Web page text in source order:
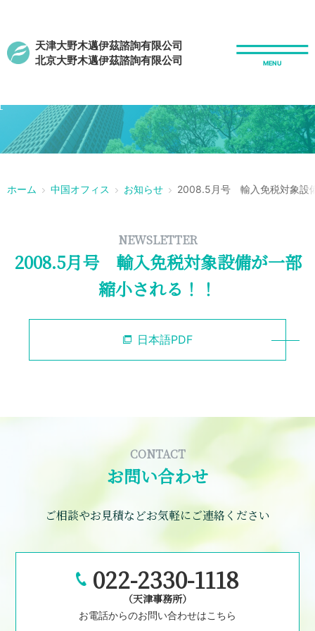
天津大野木邁伊茲諮詢有限公司
北京大野木邁伊茲諮詢有限公司
ホーム 中国オフィス お知らせ 2008.5月号 輸入免税対象設
NEWSLETTER
2008.5月号 輸入免税対象設備が一部
縮小される！！
日本語PDF
CONTACT
お問い合わせ
ご相談やお見積などお気軽にご連絡ください
022-2330-1118
（天津事務所）
お電話からのお問い合わせはこちら